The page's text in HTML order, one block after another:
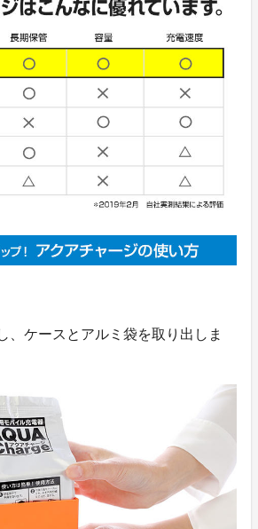
、ケースとアルミ袋を取り出しま